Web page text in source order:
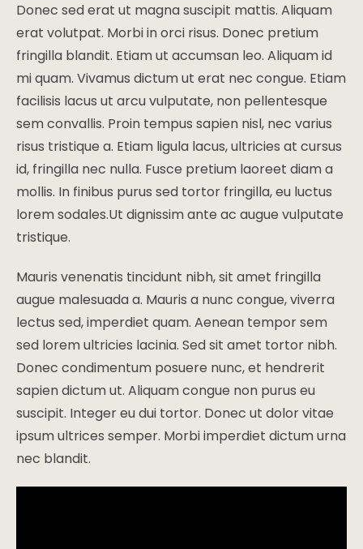
Donec sed erat ut magna suscipit mattis. Aliquam
erat volutpat. Morbi in orci risus. Donec pretium
fringilla blandit. Etiam ut accumsan leo. Aliquam id
mi quam. Vivamus dictum ut erat nec congue. Etiam
facilisis lacus ut arcu vulputate, non pellentesque
sem convallis. Proin tempus sapien nisl, nec varius
risus tristique a. Etiam ligula lacus, ultricies at cursus
id, fringilla nec nulla. Fusce pretium laoreet diam a
mollis. In finibus purus sed tortor fringilla, eu luctus
lorem sodales.Ut dignissim ante ac augue vulputate
tristique.
Mauris venenatis tincidunt nibh, sit amet fringilla
augue malesuada a. Mauris a nunc congue, viverra
lectus sed, imperdiet quam. Aenean tempor sem
sed lorem ultricies lacinia. Sed sit amet tortor nibh.
Donec condimentum posuere nunc, et hendrerit
sapien dictum ut. Aliquam congue non purus eu
suscipit. Integer eu dui tortor. Donec ut dolor vitae
ipsum ultrices semper. Morbi imperdiet dictum urna
nec blandit.